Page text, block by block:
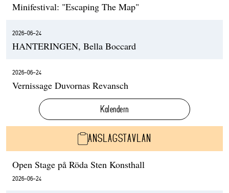
Minifestival: "Escaping The Map"
2026-06-24
HANTERINGEN, Bella Boccard
2026-06-24
Vernissage Duvornas Revansch
Kalendern
ANSLAGSTAVLAN
Open Stage på Röda Sten Konsthall
2026-06-24